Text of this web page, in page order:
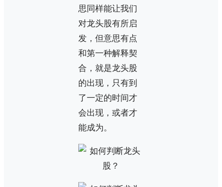
思同样能让我们
对龙头股有所启
发，但意思有点
和第一种解释契
合，就是龙头股
的出现，只有到
了一定的时间才
会出现，或者才
能成为。